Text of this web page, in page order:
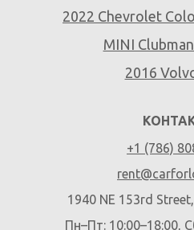
2022 Chevrolet
MINI
2016
+1 (786)
1940 NE 153rd
Пн–Пт: 10:00–18:00,